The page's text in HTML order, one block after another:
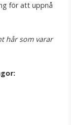
remy
för att uppnå
hår som varar